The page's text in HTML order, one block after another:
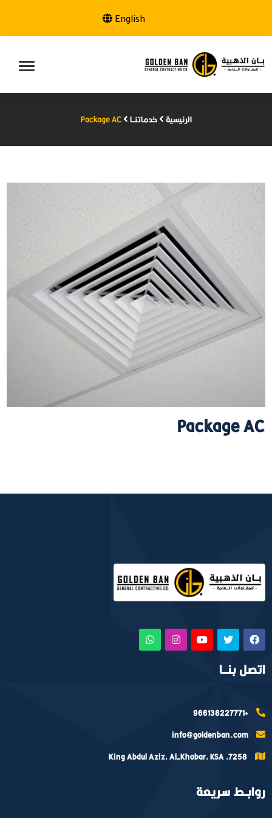
English
الرئيسية خدماتنــا Package AC
Package AC
اتصل بنــا
+966138227771
info@goldenban.com
7258, King Abdul Aziz, Al-Khobar, KSA
روابـط سريعة